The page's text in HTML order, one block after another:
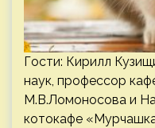
Гости: Кирилл
наук, профессор
М.В.Ломоносова и
котокафе